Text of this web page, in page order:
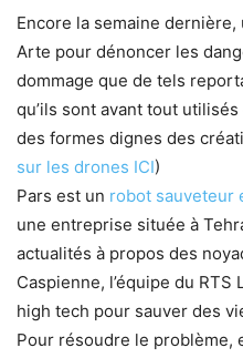
Encore la semaine
Arte pour dénoncer les
dommage que de tels
qu’ils sont avant tout
des formes dignes des
sur les drones ICI)
Pars est un robot sauveteur
une entreprise située à
actualités à propos des
Caspienne, l’équipe du
high tech pour sauver des
Pour résoudre le problème,